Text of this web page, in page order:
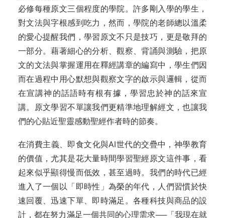
必修每種原文三個程度的學院。許多剛入學的學生，
對文法與字根感到吃力，然而，學院的老師總以溫柔
的愛心提醒我們，學習原文不只是技巧，更是敬拜的
一部分。藉著細心的分析、觀察、背誦與測驗，把原
文的文法與掌握運用在釋經講章的編寫中，學生們因
而在過程中用心默想與觀察文字的啟示與邏輯，從而
在宣講神的話語時有根有據，學習忠於神的話來宣
講。原文學習不單讓我們更精準地理解經文，也讓我
們的心貼近聖靈感動聖經作者時的節奏。
在消費主義、即食文化與AI世代的交疊中，神學教育
的價值，尤其是花大量時間學習聖經原文這件事，看
起來似乎顯得慢而低效，甚至過時。我們的時代已經
進入了一個以「即時性」為榮的年代，人們習慣於快
速回覆、迅速下單、即時滿足。各種科技與商品的設
計，都在努力滿足一個共同的心理需求──「我現在就